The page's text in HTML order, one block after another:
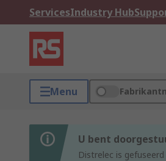
ServicesIndustry Hub
Menu
U bent
Distrelec is